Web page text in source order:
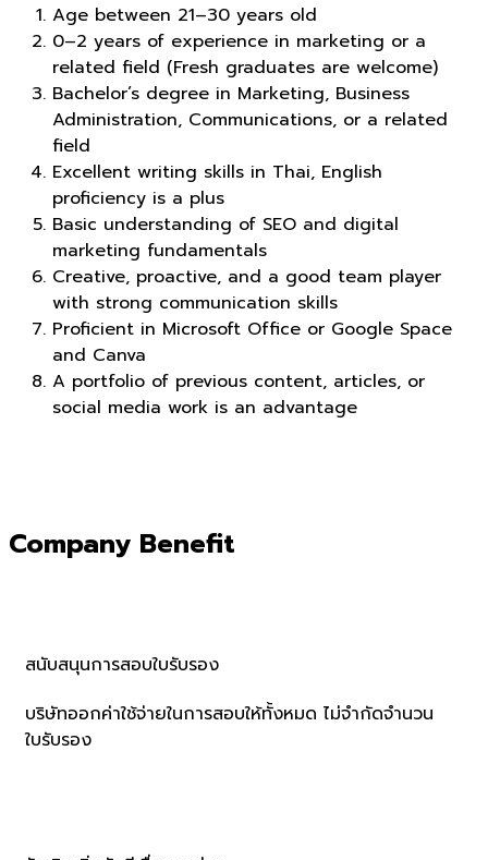
Age between 21–30 years old
0–2 years of experience in marketing or a
related field (Fresh graduates are welcome)
Bachelor’s degree in Marketing, Business
Administration, Communications, or a related
field
Excellent writing skills in Thai, English
proficiency is a plus
Basic understanding of SEO and digital
marketing fundamentals
Creative, proactive, and a good team player
with strong communication skills
Proficient in Microsoft Office or Google Space
and Canva
A portfolio of previous content, articles, or
social media work is an advantage
Company Benefit
สนับสนุนการสอบใบรับรอง
บริษัทออกค่าใช้จ่ายในการสอบให้ทั้งหมด ไม่จำกัดจำนวน
ใบรับรอง